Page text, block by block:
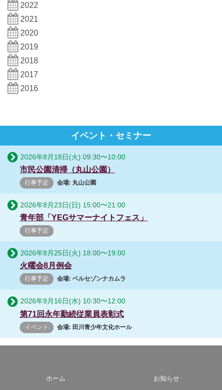
2022
2021
2020
2019
2018
2017
2016
イベント・セミナー
2026年8月18日(火) 09:30〜10:00
市民公園清掃（丸山公園）
行事予定 会場: 丸山公園
2026年8月23日(日) 15:00〜21:00
青年部「YEGサマーナイトフェス」
行事予定
2026年8月25日(火) 18:00〜19:00
火曜会8月例会
行事予定 会場: ベルセゾンナカムラ
2026年9月16日(水) 10:30〜12:00
第71回永年勤続従業員表彰式
イベント 会場: 田川青少年文化ホール
ホーム お知らせ